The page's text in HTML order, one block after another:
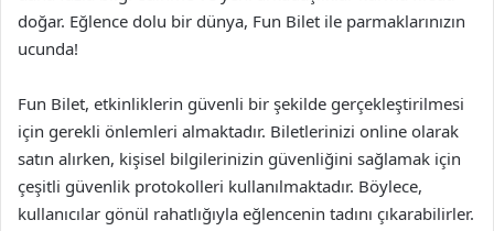
doğar. Eğlence dolu bir dünya, Fun Bilet ile parmaklarınızın
ucunda!
Fun Bilet, etkinliklerin güvenli bir şekilde gerçekleştirilmesi
için gerekli önlemleri almaktadır. Biletlerinizi online olarak
satın alırken, kişisel bilgilerinizin güvenliğini sağlamak için
çeşitli güvenlik protokolleri kullanılmaktadır. Böylece,
kullanıcılar gönül rahatlığıyla eğlencenin tadını çıkarabilirler.